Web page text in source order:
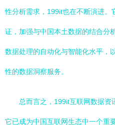
性分析需求，199it也在不断演进
证，加强与中国本土数据的结合分
数据处理的自动化与智能化水平，
性的数据洞察服务。
总而言之，199it互联网数据资
它已成为中国互联网生态中一个重